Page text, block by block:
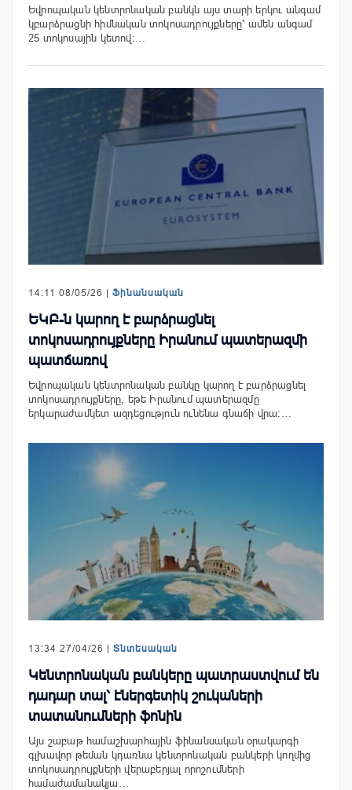
Եվրոպական կենտրոնական բանկն այս տարի երկու անգամ
կբարձրացնի հիմնական տոկոսադրույքները՝ ամեն անգամ
25 տոկոսային կետով:…
14:11 08/05/26 | Ֆինանսական
ԵԿԲ-ն կարող է բարձրացնել
տոկոսադրույքները Իրանում պատերազմի
պատճառով
Եվրոպական կենտրոնական բանկը կարող է բարձրացնել
տոկոսադրույքները, եթե Իրանում պատերազմը
երկարաժամկետ ազդեցություն ունենա գնաճի վրա:…
13:34 27/04/26 | Տնտեսական
Կենտրոնական բանկերը պատրաստվում են
դադար տալ՝ էներգետիկ շուկաների
տատանումների ֆոնին
Այս շաբաթ համաշխարհային ֆինանսական օրակարգի
գլխավոր թեման կդառնա կենտրոնական բանկերի կողմից
տոկոսադրույքների վերաբերյալ որոշումների
համաժամանակյա…